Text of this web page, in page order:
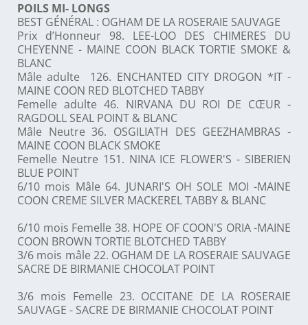
POILS MI- LONGS
BEST GÉNÉRAL : OGHAM DE LA ROSERAIE SAUVAGE
Prix d’Honneur 98. LEE-LOO DES CHIMERES DU
CHEYENNE - MAINE COON BLACK TORTIE SMOKE &
BLANC
Mâle adulte 126. ENCHANTED CITY DROGON *IT -
MAINE COON RED BLOTCHED TABBY
Femelle adulte 46. NIRVANA DU ROI DE CŒUR -
RAGDOLL SEAL POINT & BLANC
Mâle Neutre 36. OSGILIATH DES GEEZHAMBRAS -
MAINE COON BLACK SMOKE
Femelle Neutre 151. NINA ICE FLOWER'S - SIBERIEN
BLUE POINT
6/10 mois Mâle 64. JUNARI'S OH SOLE MOI -MAINE
COON CREME SILVER MACKEREL TABBY & BLANC
6/10 mois Femelle 38. HOPE OF COON'S ORIA -MAINE
COON BROWN TORTIE BLOTCHED TABBY
3/6 mois mâle 22. OGHAM DE LA ROSERAIE SAUVAGE
SACRE DE BIRMANIE CHOCOLAT POINT
3/6 mois Femelle 23. OCCITANE DE LA ROSERAIE
SAUVAGE - SACRE DE BIRMANIE CHOCOLAT POINT